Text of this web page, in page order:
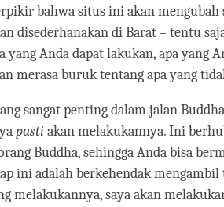
bahwa situs ini akan mengubah
disederhanakan di Barat – tentu
yang Anda dapat lakukan, apa yang
merasa buruk tentang apa yang
sangat penting dalam jalan
pasti akan melakukannya. Ini
Buddha, sehingga Anda bisa
ini adalah berkehendak mengambil
melakukannya, saya akan